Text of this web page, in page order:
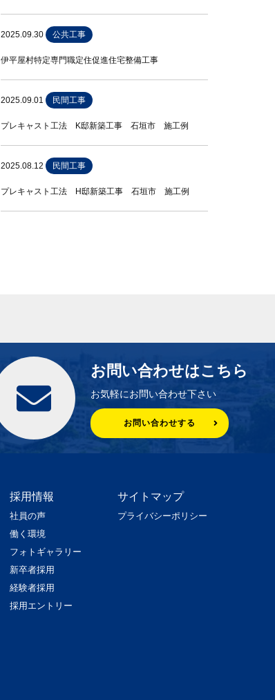
2025.09.30 公共工事
伊平屋村特定専門職定住促進住宅整備工事
2025.09.01 民間工事
プレキャスト工法 K邸新築工事 石垣市 施工例
2025.08.12 民間工事
プレキャスト工法 H邸新築工事 石垣市 施工例
お問い合わせはこちら
お気軽にお問い合わせ下さい
お問い合わせする
採用情報
社員の声
働く環境
フォトギャラリー
新卒者採用
経験者採用
採用エントリー
サイトマップ
プライバシーポリシー